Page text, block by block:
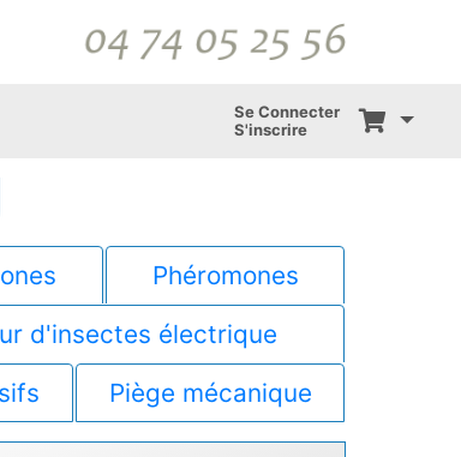
Se Connecter
S'inscrire
Phéromones
d'insectes électrique
Piège mécanique